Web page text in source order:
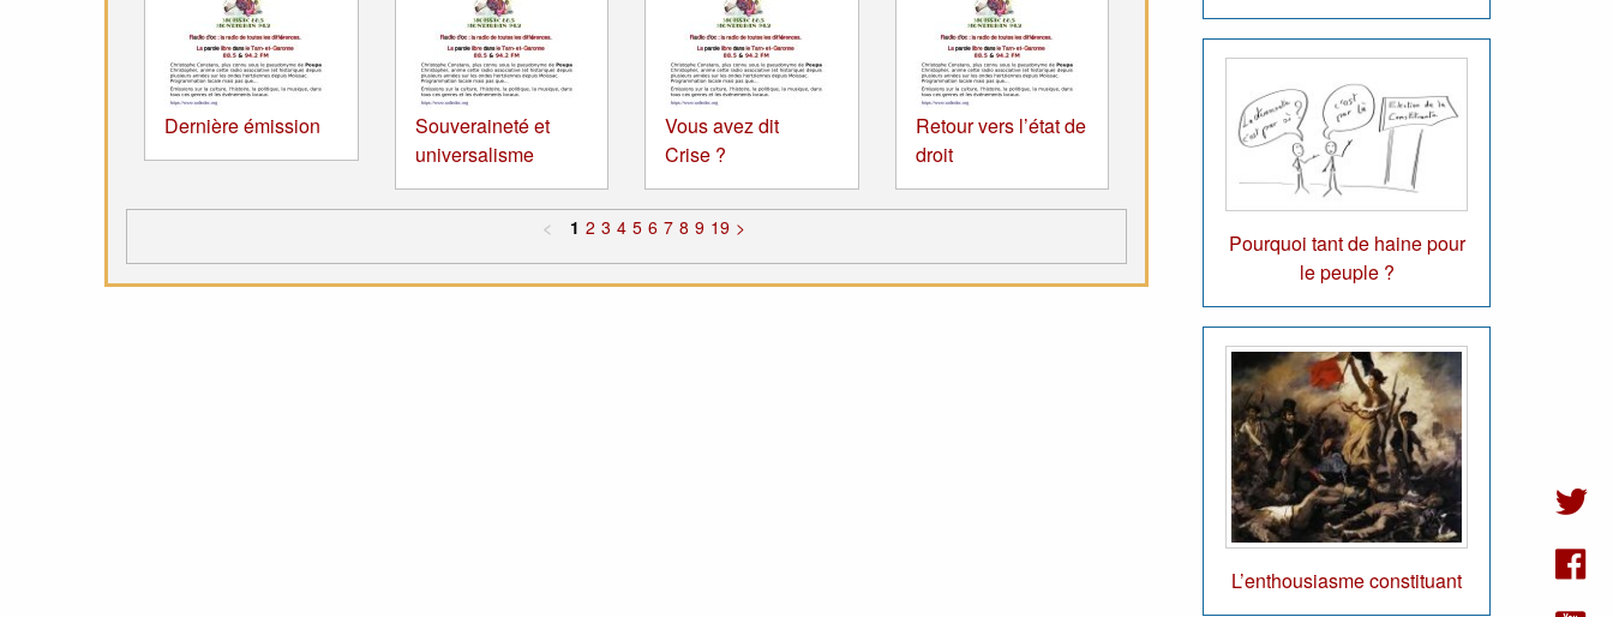
Dernière émission
Souveraineté et
universalisme
Vous avez dit
Crise ?
Retour vers l’état de
droit
< 1 2 3 4 5 6 7 8 9 19 >
Pourquoi tant de haine pour
le peuple ?
L’enthousiasme constituant